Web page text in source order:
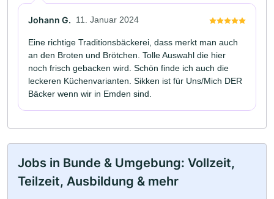
Johann G. 11. Januar 2024
Eine richtige Traditionsbäckerei, dass merkt man auch
an den Broten und Brötchen. Tolle Auswahl die hier
noch frisch gebacken wird. Schön finde ich auch die
leckeren Küchenvarianten. Sikken ist für Uns/Mich DER
Bäcker wenn wir in Emden sind.
Jobs in Bunde & Umgebung: Vollzeit,
Teilzeit, Ausbildung & mehr